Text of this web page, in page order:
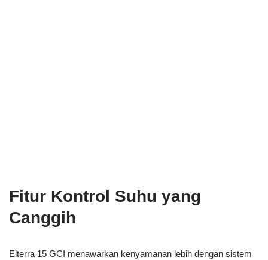
Fitur Kontrol Suhu yang
Canggih
Elterra 15 GCI menawarkan kenyamanan lebih dengan sistem